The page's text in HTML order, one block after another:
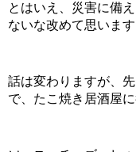
とはいえ、災害に備
ないな改めて思います
話は変わりますが、
で、たこ焼き居酒屋